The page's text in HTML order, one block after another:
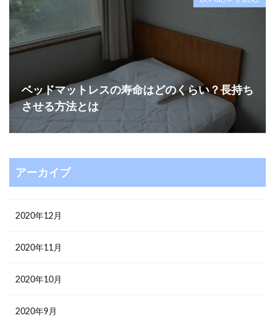
ベッドマットレスの寿命はどのくらい？長持ち
させる方法とは
アーカイブ
2020年12月
2020年11月
2020年10月
2020年9月